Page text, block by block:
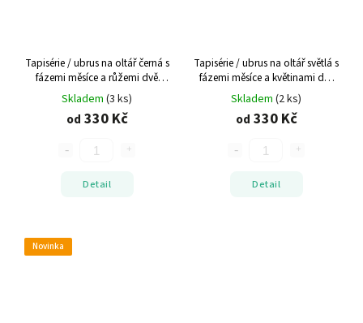
Tapisérie / ubrus na oltář černá s
fázemi měsíce a růžemi dvě
velikosti
Skladem (3 ks)
od 330 Kč
Detail
Tapisérie / ubrus na oltář světlá s
fázemi měsíce a květinami dvě
velikosti
Skladem (2 ks)
od 330 Kč
Detail
Novinka